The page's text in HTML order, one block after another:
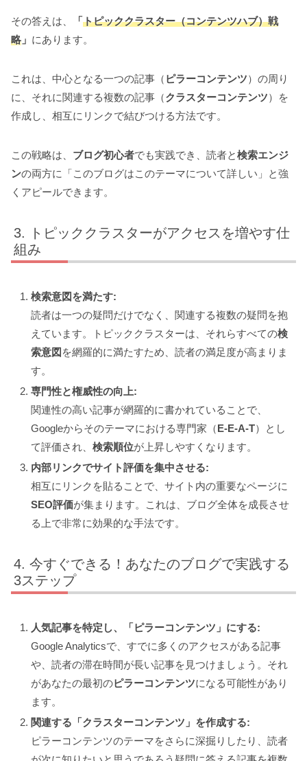
その答えは、 「トピッククラスター（コンテンツハブ）戦
略 」 にあります。
これは、中心となる一つの記事（ ピラーコンテンツ）の周り
に、それに関連する複数の記事（クラスターコンテンツ）を
作成し、相互にリンクで結びつける方法です。
この戦略は、 ブログ初心者でも実践でき、読者と検索エンジ
ンの両方に「このブログはこのテーマについて詳しい」と強
くアピールできます。
トピッククラスターがアクセスを増やす仕
組み
検索意図を満たす:
読者は一つの疑問だけでなく、関連する複数の疑問を抱
えています。トピッククラスターは、それらすべての検
索意図 を網羅的に満たすため、読者の満足度が高まりま
す。
専門性と権威性の向上:
関連性の高い記事が網羅的に書かれていることで、
Googleからそのテーマにおける専門家（E-E-A-T）とし
て評価され、 検索順位が上昇しやすくなります。
内部リンクでサイト評価を集中させる:
相互にリンクを貼ることで、サイト内の重要なページに
SEO評価が集まります。これは、ブログ全体を成長させ
る上で非常に効果的な手法です。
今すぐできる！あなたのブログで実践する
3ステップ
人気記事を特定し、「ピラーコンテンツ」にする:
Google Analyticsで、すでに多くのアクセスがある記事
や、読者の滞在時間が長い記事を見つけましょう。それ
があなたの最初のピラーコンテンツになる可能性があり
ます。
関連する「クラスターコンテンツ」を作成する:
ピラーコンテンツのテーマをさらに深掘りしたり、読者